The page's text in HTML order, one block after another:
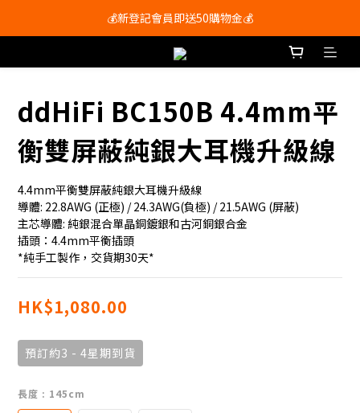
會員尊享購物滿$250即享免運費🚚
💰新登記會員即送50購物金💰
會員尊享購物滿$250即享免運費🚚
ddHiFi BC150B 4.4mm平
衡雙屏蔽純銀大耳機升級線
4.4mm平衡雙屏蔽純銀大耳機升級線
導體: 22.8AWG (正極) / 24.3AWG(負極) / 21.5AWG (屏蔽)
主芯導體: 純銀混合單晶銅鍍銀和古河銅銀合金
插頭：4.4mm平衡插頭
*純手工製作，交貨期30天*
HK$1,080.00
預訂約3 - 4星期到貨
長度 : 145cm